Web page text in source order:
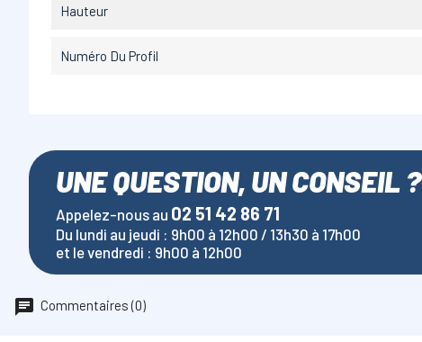
Hauteur
Numéro Du Profil
UNE QUESTION, UN CONSEIL ?
Appelez-nous au 02 51 42 86 71
Du lundi au jeudi : 9h00 à 12h00 / 13h30 à 17h00
et le vendredi : 9h00 à 12h00
Commentaires (0)